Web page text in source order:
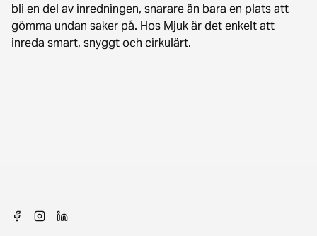
bli en del av inredningen, snarare än bara en plats att
gömma undan saker på. Hos Mjuk är det enkelt att
inreda smart, snyggt och cirkulärt.